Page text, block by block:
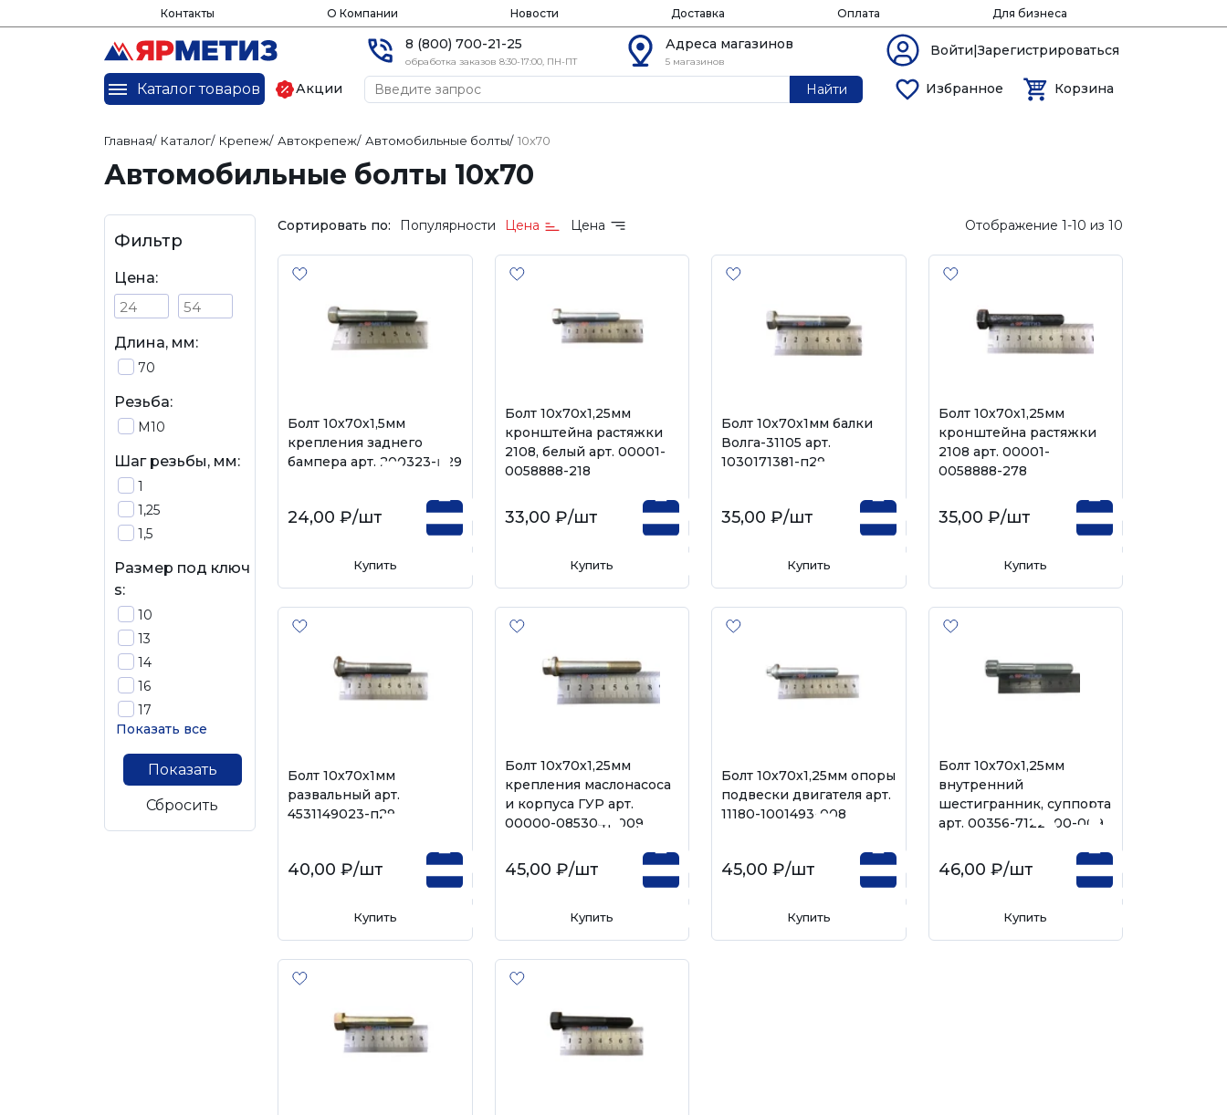
Контакты О Компании Новости Доставка Оплата Для бизнеса
8 (800) 700-21-25
обработка заказов 8:30-17:00, ПН-ПТ
Адреса магазинов
5 магазинов
Войти|Зарегистрироваться
Каталог товаров Акции Найти Избранное Корзина
Главная/ Каталог/ Крепеж/ Автокрепеж/ Автомобильные болты/ 10х70
Автомобильные болты 10х70
Фильтр
Цена:
Длина, мм:
70
Резьба:
М10
Шаг резьбы, мм:
1
1,25
1,5
Размер под ключ
s:
10
13
14
16
17
Показать все
Показать
Сбросить
Сортировать по: Популярности Цена Цена Отображение 1-10 из 10
Болт 10х70х1,5мм
крепления заднего
бампера арт. 200323-п29
24,00 ₽/шт
Купить
Болт 10х70х1,25мм
кронштейна растяжки
2108, белый арт. 00001-
0058888-218
33,00 ₽/шт
Купить
Болт 10х70х1мм балки
Волга-31105 арт.
1030171381-п29
35,00 ₽/шт
Купить
Болт 10х70х1,25мм
кронштейна растяжки
2108 арт. 00001-
0058888-278
35,00 ₽/шт
Купить
Болт 10х70х1мм
развальный арт.
4531149023-п29
40,00 ₽/шт
Купить
Болт 10х70х1,25мм
крепления маслонасоса
и корпуса ГУР арт.
00000-0853041-009
45,00 ₽/шт
Купить
Болт 10х70х1,25мм опоры
подвески двигателя арт.
11180-1001493-008
45,00 ₽/шт
Купить
Болт 10х70х1,25мм
внутренний
шестигранник, суппорта
арт. 00356-7122900-009
46,00 ₽/шт
Купить